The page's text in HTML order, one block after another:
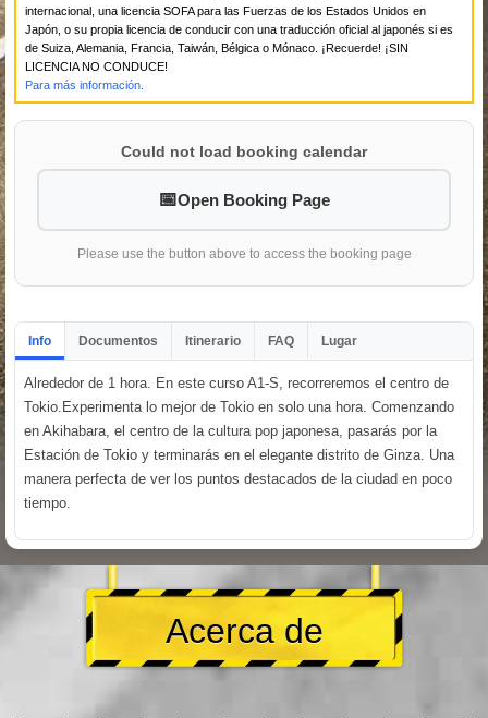
internacional, una licencia SOFA para las Fuerzas de los Estados Unidos en
Japón, o su propia licencia de conducir con una traducción oficial al japonés si es
de Suiza, Alemania, Francia, Taiwán, Bélgica o Mónaco. ¡Recuerde! ¡SIN
LICENCIA NO CONDUCE!
Para más información.
Could not load booking calendar
Open Booking Page
Please use the button above to access the booking page
Info Documentos Itinerario FAQ Lugar
Alrededor de 1 hora. En este curso A1-S, recorreremos el centro de
Tokio.Experimenta lo mejor de Tokio en solo una hora. Comenzando
en Akihabara, el centro de la cultura pop japonesa, pasarás por la
Estación de Tokio y terminarás en el elegante distrito de Ginza. Una
manera perfecta de ver los puntos destacados de la ciudad en poco
tiempo.
Acerca de